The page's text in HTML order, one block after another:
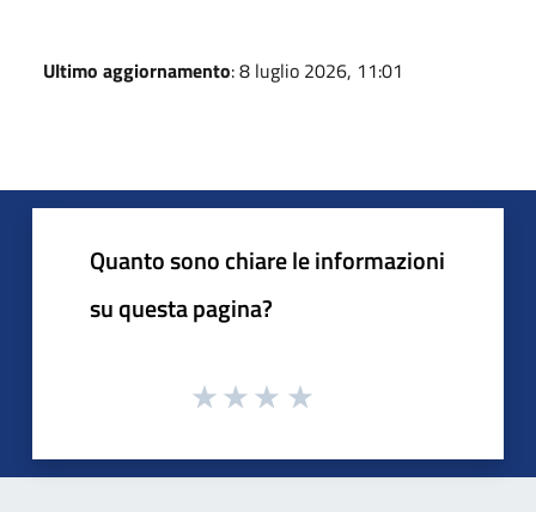
Ultimo aggiornamento: 8 luglio 2026, 11:01
Quanto sono chiare le informazioni
su questa pagina?